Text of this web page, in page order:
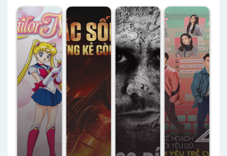
Tiếng –
Status: HD
Lồng Tiếng
Thuyết
Minh
Minh –
Status: 12 /
12 Thuyết
Minh
HBO Thuyết
Minh –
Status: 40 /
40 Thuyết
Minh